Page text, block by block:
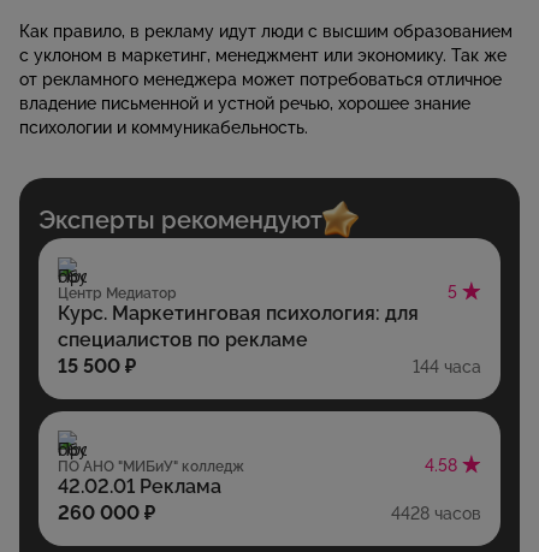
Как правило, в рекламу идут люди с высшим образованием
с уклоном в маркетинг, менеджмент или экономику. Так же
от рекламного менеджера может потребоваться отличное
владение письменной и устной речью, хорошее знание
психологии и коммуникабельность.
Эксперты рекомендуют
Центр Медиатор 5
Курс. Маркетинговая психология: для
специалистов по рекламе
15 500 ₽
144 часа
ПО АНО "МИБиУ" колледж 4.58
42.02.01 Реклама
260 000 ₽
4428 часов